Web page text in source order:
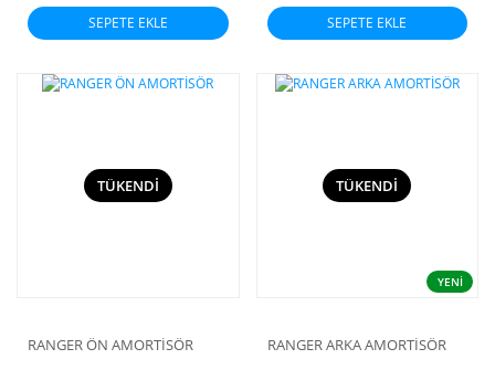
SEPETE EKLE SEPETE EKLE
TÜKENDİ
RANGER ÖN AMORTİSÖR
YENİ
TÜKENDİ
RANGER ARKA AMORTİSÖR